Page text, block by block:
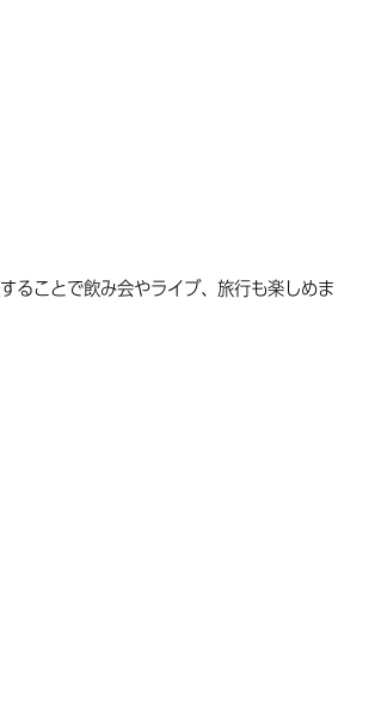
ることで飲み会やライブ、旅行も楽しめま